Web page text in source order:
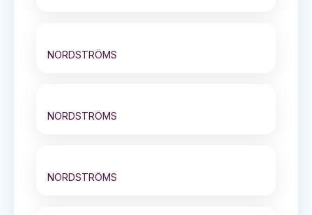
NORDSTRÖMS
NORDSTRÖMS
NORDSTRÖMS